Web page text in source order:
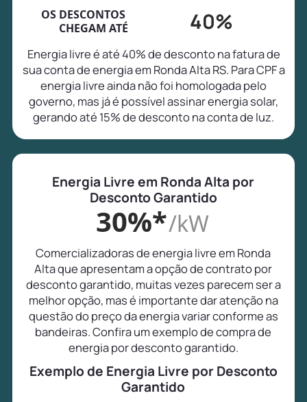
OS DESCONTOS
CHEGAM ATÉ
40%
Energia livre é até 40% de desconto na fatura de
sua conta de energia em Ronda Alta RS. Para CPF a
energia livre ainda não foi homologada pelo
governo, mas já é possível assinar energia solar,
gerando até 15% de desconto na conta de luz.
Energia Livre em Ronda Alta por
Desconto Garantido
30%*/kW
Comercializadoras de energia livre em Ronda
Alta que apresentam a opção de contrato por
desconto garantido, muitas vezes parecem ser a
melhor opção, mas é importante dar atenção na
questão do preço da energia variar conforme as
bandeiras. Confira um exemplo de compra de
energia por desconto garantido.
Exemplo de Energia Livre por Desconto
Garantido